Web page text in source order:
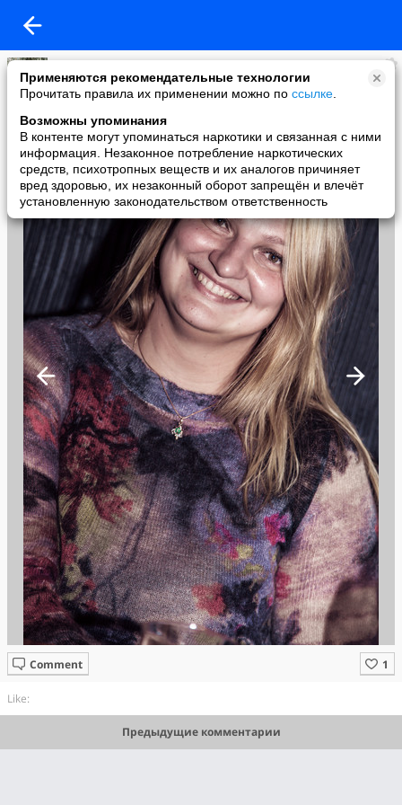
Применяются рекомендательные технологии
Прочитать правила их применении можно по ссылке
Возможны упоминания
В контенте могут упоминаться наркотики и связанная с ними
информация. Незаконное потребление наркотических
средств, психотропных веществ и их аналогов причиняет
вред здоровью, их незаконный оборот запрещён и влечёт
установленную законодательством ответственность
Жар___Птица__21_век
added a photo
12 Feb в 19:39
Comment
Like:
Предыдущие комментарии